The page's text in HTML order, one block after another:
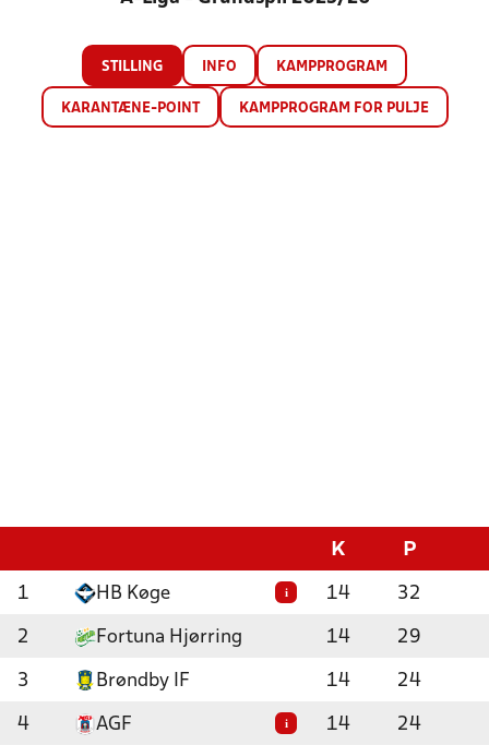
STILLING INFO KAMPPROGRAM
KARANTÆNE-POINT KAMPPROGRAM FOR PULJE
K P
1 HB Køge i 14 32
2 Fortuna Hjørring 14 29
3 Brøndby IF 14 24
4 AGF i 14 24